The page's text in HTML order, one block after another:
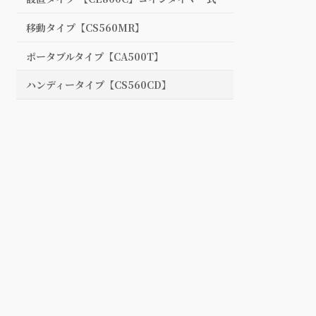
移動タイプ【CS560MR】
ポータブルタイプ【CA500T】
ハンディータイプ【CS560CD】